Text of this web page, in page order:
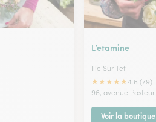
L’etamine
Ille Sur Tet
★★★★★4.6 (79)
96, avenue Pasteur
Voir la boutique